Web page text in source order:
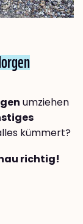
umziehen
kümmert?
richtig!